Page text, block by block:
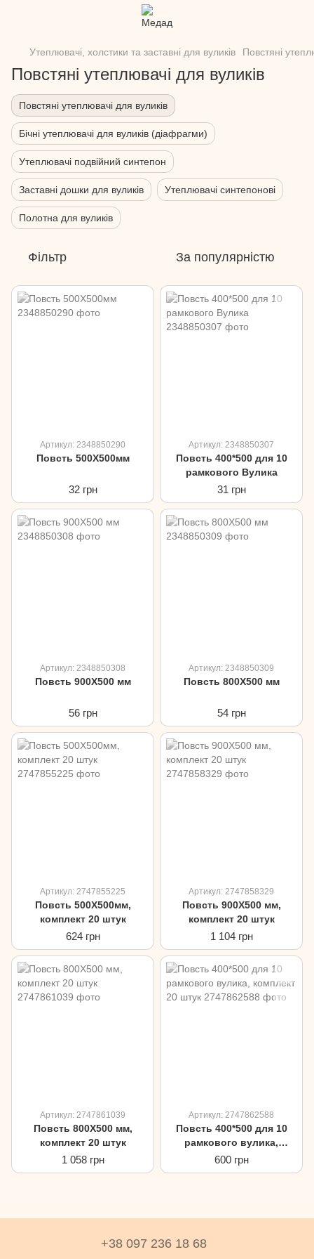
Утеплювачі, холстики та заставні для вуликів Повстяні
Повстяні утеплювачі для вуликів
Повстяні утеплювачі для вуликів
Бічні утеплювачі для вуликів (діафрагми)
Утеплювачі подвійний синтепон
Заставні дошки для вуликів Утеплювачі синтепонові
Полотна для вуликів
Фільтр За популярністю
Артикул: 2348850290
Повсть 500Х500мм
32 грн
Артикул: 2348850307
Повсть 400*500 для 10
рамкового Вулика
31 грн
Артикул: 2348850308
Повсть 900Х500 мм
56 грн
Артикул: 2348850309
Повсть 800Х500 мм
54 грн
Артикул: 2747855225
Повсть 500Х500мм,
комплект 20 штук
624 грн
Артикул: 2747858329
Повсть 900Х500 мм,
комплект 20 штук
1 104 грн
Артикул: 2747861039
Повсть 800Х500 мм,
комплект 20 штук
1 058 грн
Артикул: 2747862588
Повсть 400*500 для 10
рамкового вулика,
комплект 20 штук
600 грн
+38 097 236 18 68